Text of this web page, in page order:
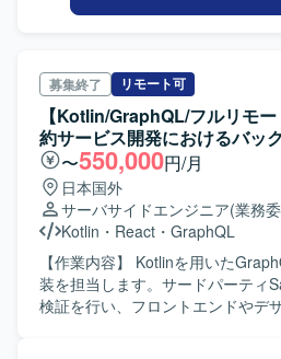
募集終了 リモート可
【Kotlin/GraphQL/フルリモ
約サービス開発におけるバッ
〜550,000円/月
日本国外
サーバサイドエンジニア(業務
Kotlin ・ React ・ GraphQL
【作業内容】 Kotlinを用いた
装を担当します。サードパーティ
検証を行い、フロントエンドやデ